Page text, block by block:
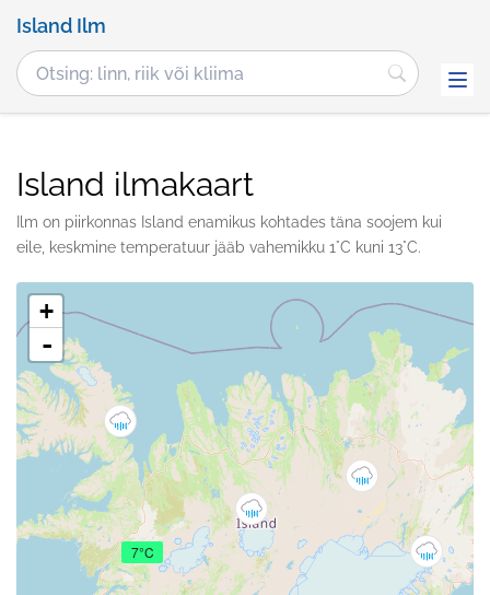
Island Ilm
Island ilmakaart
Ilm on piirkonnas Island enamikus kohtades täna soojem kui
eile, keskmine temperatuur jääb vahemikku 1°C kuni 13°C.
7°C
+
-